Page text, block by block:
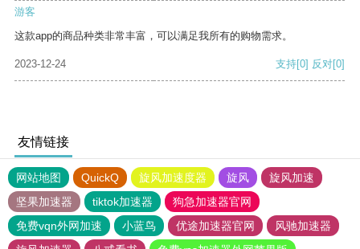
游客
这款app的商品种类非常丰富，可以满足我所有的购物需求。
2023-12-24 支持[0] 反对[0]
友情链接
网站地图 QuickQ 旋风加速度器 旋风
旋风加速
坚果加速器
tiktok加速器
狗急加速器官网
免费vqn外网加速
小蓝鸟 优途加速器官网
风驰加速器